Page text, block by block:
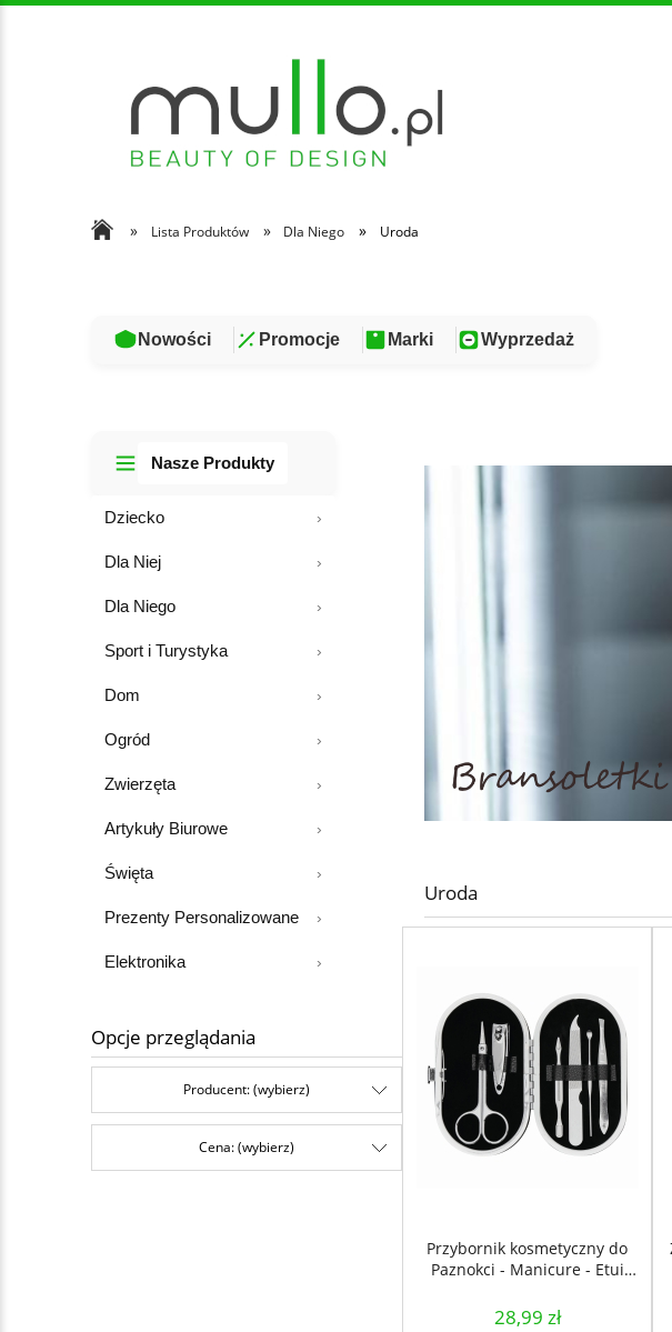
» Lista Produktów » Dla Niego » Uroda
Nowości Promocje Marki Wyprzedaż
Nasze Produkty
Dziecko
Dla Niej
Dla Niego
Sport i Turystyka
Dom
Ogród
Zwierzęta
Artykuły Biurowe
Święta
Prezenty Personalizowane
Elektronika
Opcje przeglądania
Producent: (wybierz)
Cena: (wybierz)
Uroda
Przybornik kosmetyczny do
Paznokci - Manicure - Etui
28,99 zł